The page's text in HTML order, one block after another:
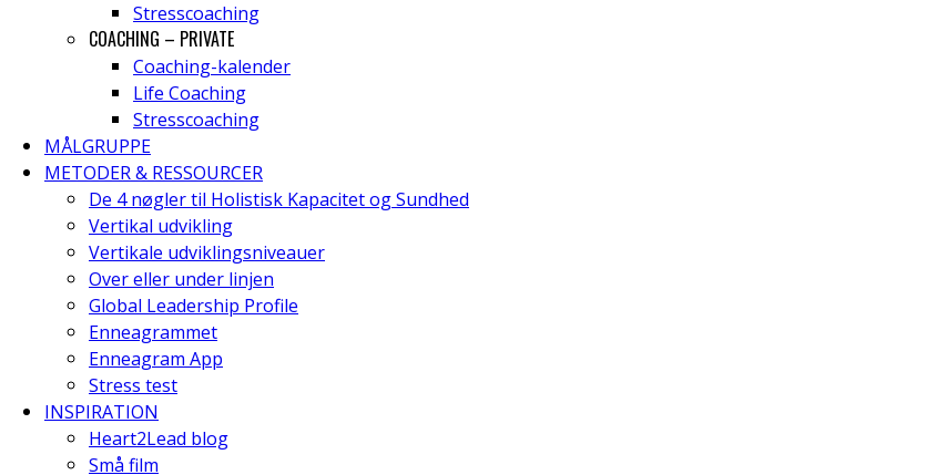
Stresscoaching
COACHING – PRIVATE
Coaching-kalender
Life Coaching
Stresscoaching
MÅLGRUPPE
METODER & RESSOURCER
De 4 nøgler til Holistisk Kapacitet og Sundhed
Vertikal udvikling
Vertikale udviklingsniveauer
Over eller under linjen
Global Leadership Profile
Enneagrammet
Enneagram App
Stress test
INSPIRATION
Heart2Lead blog
Små film